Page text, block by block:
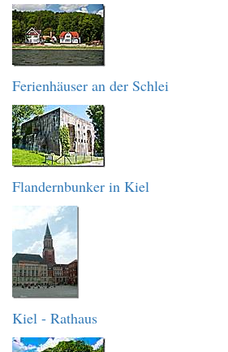
Ferienhäuser an der Schlei
Flandernbunker in Kiel
Kiel - Rathaus